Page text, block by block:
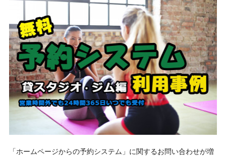
「ホームページからの予約システム」に関するお問い合わせが増